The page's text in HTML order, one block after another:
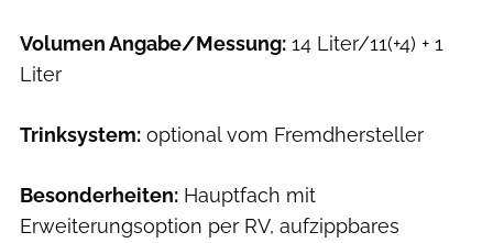
Volumen Angabe/Messung: 14 Liter/11(+4) + 1
Liter
Trinksystem: optional vom Fremdhersteller
Besonderheiten: Hauptfach mit
Erweiterungsoption per RV, aufzippbares